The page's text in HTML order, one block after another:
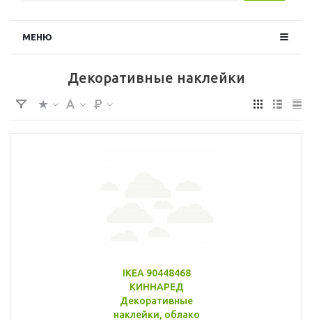
МЕНЮ
Декоративные наклейки
IKEA 90448468
КИННАРЕД
Декоративные
наклейки, облако